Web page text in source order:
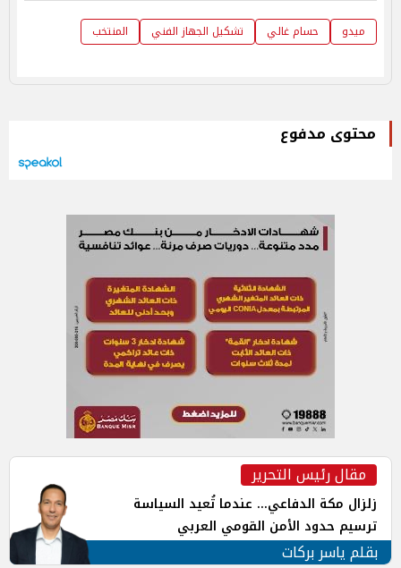
ميدو حسام غالي تشكيل الجهاز الفني المنتخب
محتوى مدفوع
مقال رئيس التحرير
زلزال مكة الدفاعي... عندما تُعيد السياسة
ترسيم حدود الأمن القومي العربي
بقلم ياسر بركات